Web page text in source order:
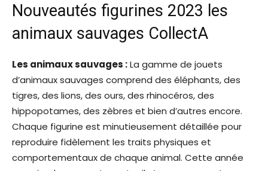
Nouveautés figurines 2023 les
animaux sauvages CollectA
Les animaux sauvages :La gamme de jouets
d’animaux sauvages comprend des éléphants, des
tigres, des lions, des ours, des rhinocéros, des
hippopotames, des zèbres et bien d’autres encore.
Chaque figurine est minutieusement détaillée pour
reproduire fidèlement les traits physiques et
comportementaux de chaque animal. Cette année